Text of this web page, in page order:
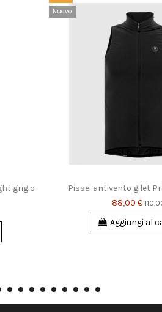
grigio
Nuovo
Pissei antivento gilet
88,00 €
Aggiungi al